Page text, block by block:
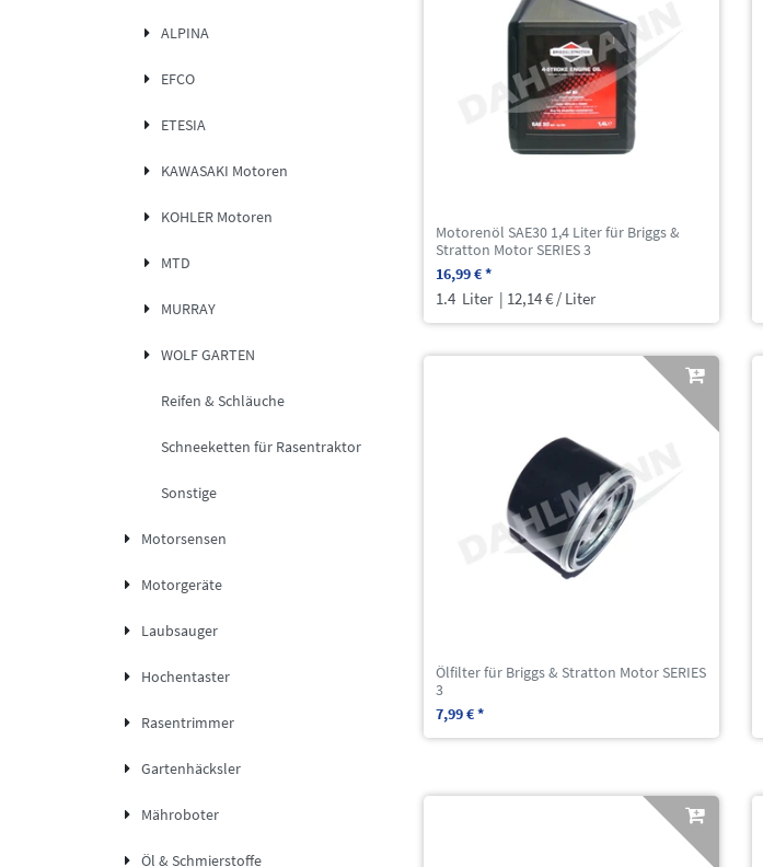
ALPINA
EFCO
ETESIA
KAWASAKI Motoren
KOHLER Motoren
MTD
MURRAY
WOLF GARTEN
Reifen & Schläuche
Schneeketten für Rasentraktor
Sonstige
Motorsensen
Motorgeräte
Laubsauger
Hochentaster
Rasentrimmer
Gartenhäcksler
Mähroboter
Öl & Schmierstoffe
Motorenöl SAE30 1,4 Liter für Briggs &
Stratton Motor SERIES 3
16,99 € *
1.4 Liter | 12,14 € / Liter
Ölfilter für Briggs & Stratton Motor SERIES
3
7,99 € *